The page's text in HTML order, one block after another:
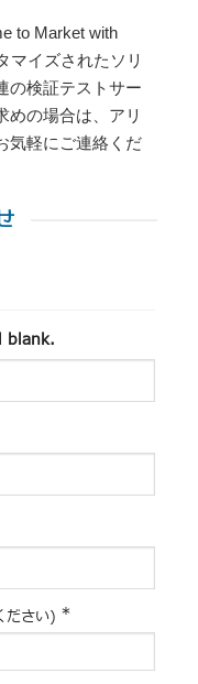
to Market with
マイズされたソリ
の検証テストサー
めの場合は、アリ
気軽にご連絡くだ
blank.
ださい) *